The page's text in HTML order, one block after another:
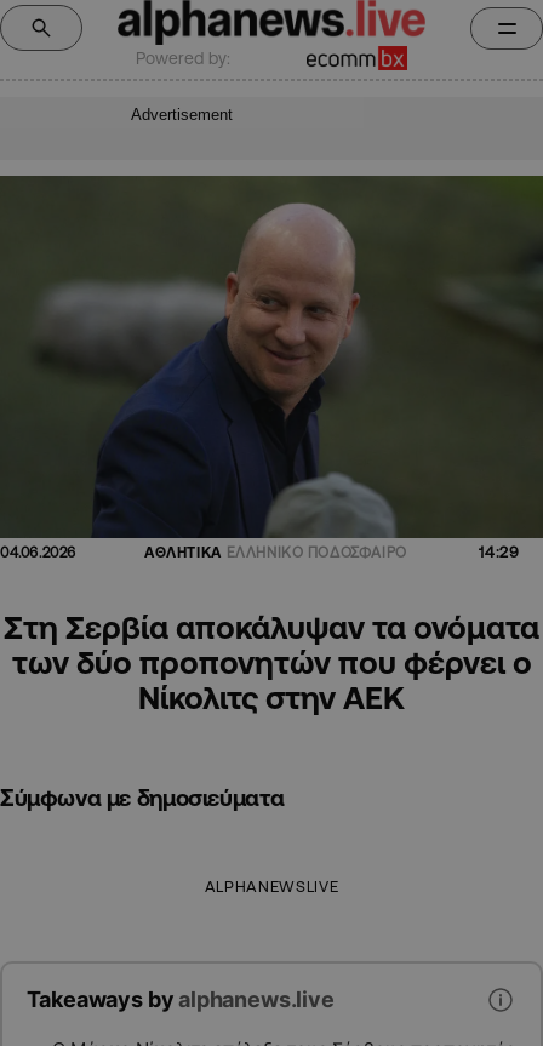
Powered by:
Advertisement
04.06.2026 ΑΘΛΗΤΙΚΑ ΕΛΛΗΝΙΚΟ ΠΟΔΟΣΦΑΙΡΟ 14:29
Στη Σερβία αποκάλυψαν τα ονόματα
των δύο προπονητών που φέρνει ο
Νίκολιτς στην ΑΕΚ
Σύμφωνα με δημοσιεύματα
ALPHANEWSLIVE
Takeaways byalphanews.live